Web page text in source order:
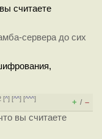
считаете
сервера до сих
[^] [^^] [^^^]
+ / –
вы считаете